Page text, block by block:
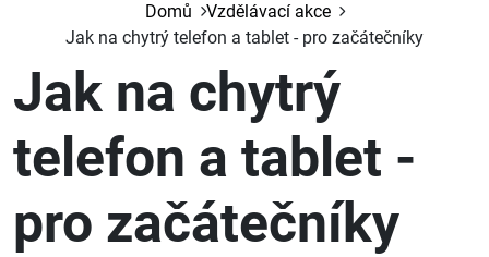
O nás
Kontakt
Archiv
Domů
Vzdělávací akce
Jak na chytrý telefon a tablet - pro začátečníky
Jak na chytrý
telefon a tablet -
pro začátečníky